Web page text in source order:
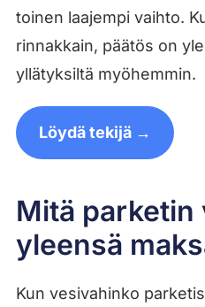
toinen laajempi vaihto.
rinnakkain, päätös on
yllätyksiltä myöhemmin.
Löydä tekijä →
Mitä parketin
yleensä
Kun vesivahinko